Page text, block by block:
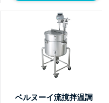
ベルヌーイ流撹拌温調